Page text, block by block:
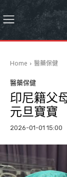
Home 醫藥保健
醫藥保健
印尼籍父
元旦寶寶
2026-01-01 15:00